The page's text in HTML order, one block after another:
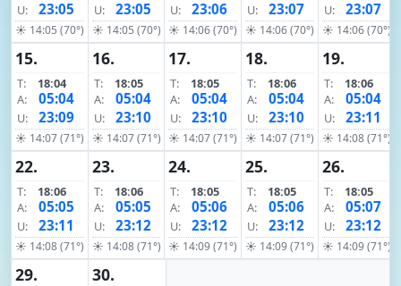
U: 23:05
☀ 14:05 (70°)
U: 23:05
☀ 14:05 (70°)
U: 23:06
☀ 14:06 (70°)
U: 23:07
☀ 14:06 (70°)
U: 23:07
☀ 14:06 (70°)
15.
T:
18:04
A:
05:04
U: 23:09
☀ 14:07 (71°)
16.
T:
18:05
A:
05:04
U: 23:10
☀ 14:07 (71°)
17.
T:
18:05
A:
05:04
U: 23:10
☀ 14:07 (71°)
18.
T:
18:06
A:
05:04
U: 23:10
☀ 14:07 (71°)
19.
T:
18:06
A:
05:04
U: 23:11
☀ 14:08 (71°)
22.
T:
18:06
A:
05:05
U: 23:11
☀ 14:08 (71°)
23.
T:
18:06
A:
05:05
U: 23:12
☀ 14:08 (71°)
24.
T:
18:05
A:
05:06
U: 23:12
☀ 14:09 (71°)
25.
T:
18:05
A:
05:06
U: 23:12
☀ 14:09 (71°)
26.
T:
18:05
A:
05:07
U: 23:12
☀ 14:09 (71°)
29. 30.